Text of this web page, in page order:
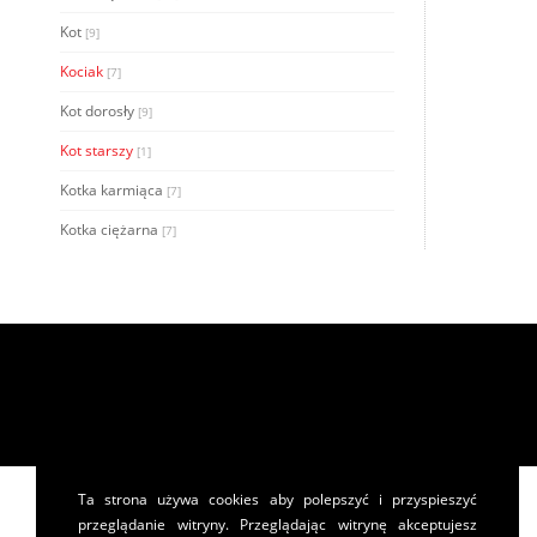
Kot [9]
Kociak [7]
Kot dorosły [9]
Kot starszy [1]
Kotka karmiąca [7]
Kotka ciężarna [7]
Ta strona używa cookies aby polepszyć i przyspieszyć
przeglądanie witryny. Przeglądając witrynę akceptujesz